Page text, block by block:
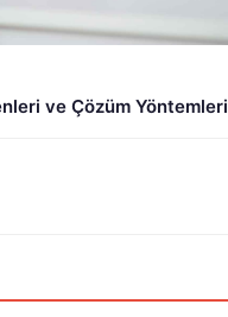
ve Çözüm Yöntemleri